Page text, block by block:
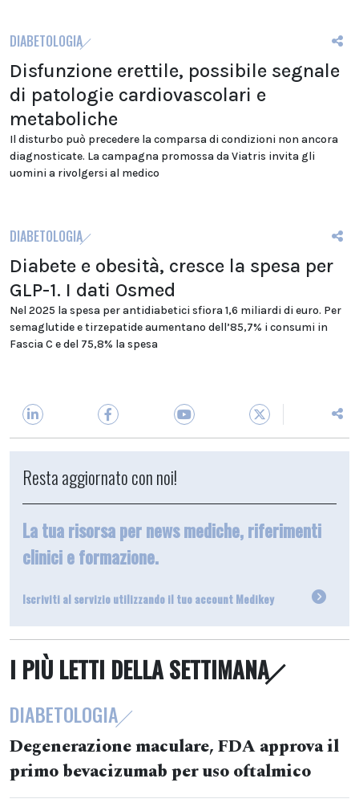
DIABETOLOGIA
Disfunzione erettile, possibile segnale
di patologie cardiovascolari e
metaboliche
Il disturbo può precedere la comparsa di condizioni non ancora
diagnosticate. La campagna promossa da Viatris invita gli
uomini a rivolgersi al medico
DIABETOLOGIA
Diabete e obesità, cresce la spesa per
GLP-1. I dati Osmed
Nel 2025 la spesa per antidiabetici sfiora 1,6 miliardi di euro. Per
semaglutide e tirzepatide aumentano dell’85,7% i consumi in
Fascia C e del 75,8% la spesa
Resta aggiornato con noi!
La tua risorsa per news mediche, riferimenti
clinici e formazione.
Iscriviti al servizio utilizzando il tuo account Medikey
I PIÙ LETTI DELLA SETTIMANA
DIABETOLOGIA
Degenerazione maculare, FDA approva il
primo bevacizumab per uso oftalmico